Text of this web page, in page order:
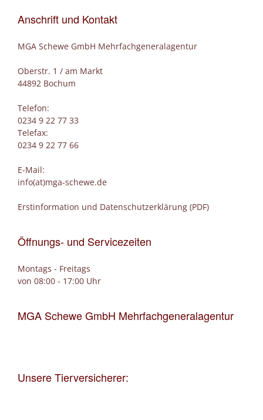
Anschrift und Kontakt
MGA Schewe GmbH Mehrfachgeneralagentur
Oberstr. 1 / am Markt
44892 Bochum
Telefon:
0234 9 22 77 33
Telefax:
0234 9 22 77 66
E-Mail:
info(at)mga-schewe.de
Erstinformation und Datenschutzerklärung (PDF)
Öffnungs- und Servicezeiten
Montags - Freitags
von 08:00 - 17:00 Uhr
MGA Schewe GmbH Mehrfachgeneralagentur
Unsere Tierversicherer: